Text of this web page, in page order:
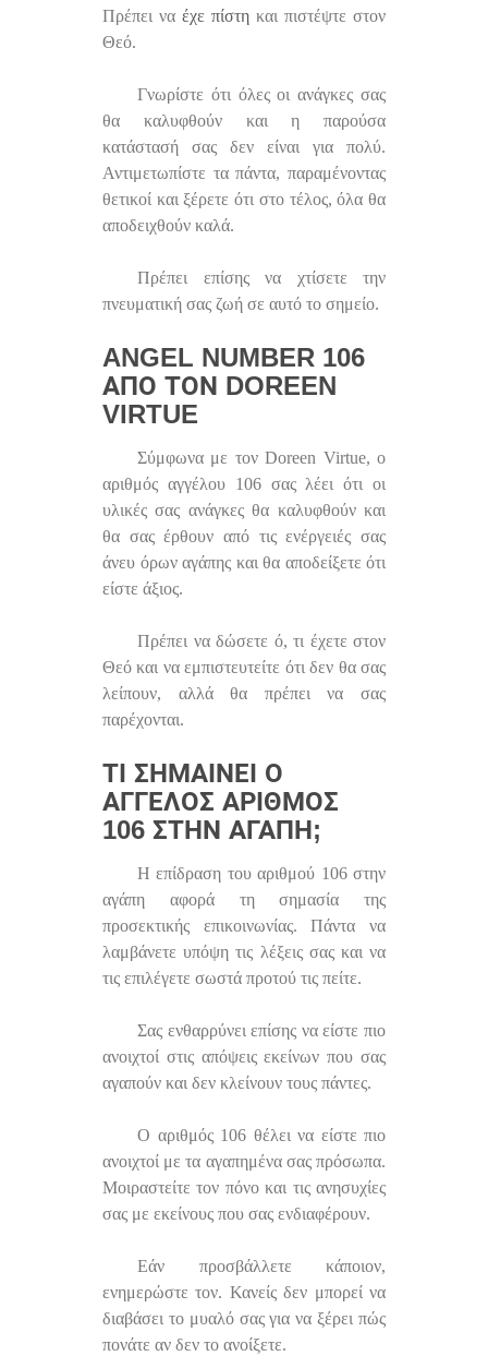
Πρέπει να έχε πίστη και πιστέψτε στον
Θεό.
Γνωρίστε ότι όλες οι ανάγκες σας
θα καλυφθούν και η παρούσα
κατάστασή σας δεν είναι για πολύ.
Αντιμετωπίστε τα πάντα, παραμένοντας
θετικοί και ξέρετε ότι στο τέλος, όλα θα
αποδειχθούν καλά.
Πρέπει επίσης να χτίσετε την
πνευματική σας ζωή σε αυτό το σημείο.
ANGEL NUMBER 106
ΑΠΌ ΤΟΝ DOREEN
VIRTUE
Σύμφωνα με τον Doreen Virtue, ο
αριθμός αγγέλου 106 σας λέει ότι οι
υλικές σας ανάγκες θα καλυφθούν και
θα σας έρθουν από τις ενέργειές σας
άνευ όρων αγάπης και θα αποδείξετε ότι
είστε άξιος.
Πρέπει να δώσετε ό, τι έχετε στον
Θεό και να εμπιστευτείτε ότι δεν θα σας
λείπουν, αλλά θα πρέπει να σας
παρέχονται.
ΤΙ ΣΗΜΑΊΝΕΙ Ο
ΆΓΓΕΛΟΣ ΑΡΙΘΜΌΣ
106 ΣΤΗΝ ΑΓΆΠΗ;
Η επίδραση του αριθμού 106 στην
αγάπη αφορά τη σημασία της
προσεκτικής επικοινωνίας. Πάντα να
λαμβάνετε υπόψη τις λέξεις σας και να
τις επιλέγετε σωστά προτού τις πείτε.
Σας ενθαρρύνει επίσης να είστε πιο
ανοιχτοί στις απόψεις εκείνων που σας
αγαπούν και δεν κλείνουν τους πάντες.
Ο αριθμός 106 θέλει να είστε πιο
ανοιχτοί με τα αγαπημένα σας πρόσωπα.
Μοιραστείτε τον πόνο και τις ανησυχίες
σας με εκείνους που σας ενδιαφέρουν.
Εάν προσβάλλετε κάποιον,
ενημερώστε τον. Κανείς δεν μπορεί να
διαβάσει το μυαλό σας για να ξέρει πώς
πονάτε αν δεν το ανοίξετε.